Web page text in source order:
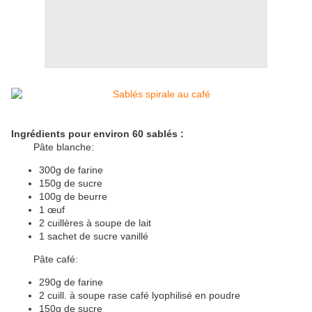
Ingrédients pour environ 60 sablés :
Pâte blanche:
300g de farine
150g de sucre
100g de beurre
1 œuf
2 cuillères à soupe de lait
1 sachet de sucre vanillé
Pâte café:
290g de farine
2 cuill. à soupe rase café lyophilisé en poudre
150g de sucre